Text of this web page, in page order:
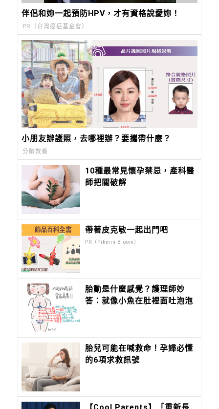
伴侶和妳一起預防HPV，才有資格說愛妳！
PR（台灣癌症基金會）
小朋友辦護照，去哪裡辦？要攜帶什麼？
分齡教養
10種最常見懷孕禁忌，產科醫
師把關破解
帶著皮克敏一起出門吧
PR（Pikmin Bloom）
胎動是什麼感覺？護理師妙
答：就像小魚在肚裡面吐泡泡
胎兒可能在喊救命！孕婦必懂
的6項求救訊號
【Cool Parents】「重新長